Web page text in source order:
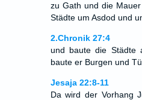
zu Gath und die
Städte um Asdod und
2.Chronik 27:4
und baute die Städte
baute er Burgen und
Jesaja 22:8-11
Da wird der Vorhang